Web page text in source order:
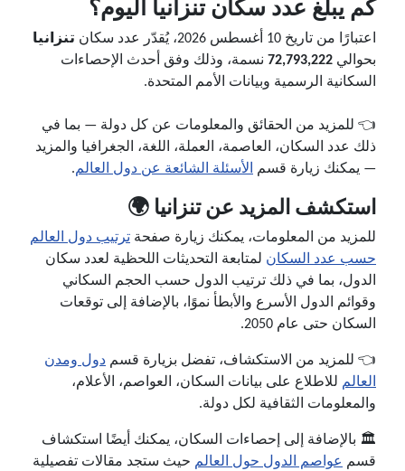
كم يبلغ عدد سكان تنزانيا اليوم؟
اعتبارًا من تاريخ 10 أغسطس 2026، يُقدّر عدد سكان
تنزانيا
بحوالي 72,793,222 نسمة، وذلك وفق أحدث الإحصاءات
السكانية الرسمية وبيانات الأمم المتحدة.
👈 للمزيد من الحقائق والمعلومات عن كل دولة — بما في
ذلك عدد السكان، العاصمة، العملة، اللغة، الجغرافيا والمزيد
— يمكنك زيارة قسم
الأسئلة الشائعة عن دول العالم.
استكشف المزيد عن تنزانيا 🌍
للمزيد من المعلومات، يمكنك زيارة صفحة ترتيب دول العالم
حسب عدد السكان لمتابعة التحديثات اللحظية لعدد سكان
الدول، بما في ذلك ترتيب الدول حسب الحجم السكاني
وقوائم الدول الأسرع والأبطأ نموًا، بالإضافة إلى توقعات
السكان حتى عام 2050.
👈 للمزيد من الاستكشاف، تفضل بزيارة قسم دول ومدن
العالم للاطلاع على بيانات السكان، العواصم، الأعلام،
والمعلومات الثقافية لكل دولة.
🏛️ بالإضافة إلى إحصاءات السكان، يمكنك أيضًا استكشاف
قسم عواصم الدول حول العالم حيث ستجد مقالات تفصيلية